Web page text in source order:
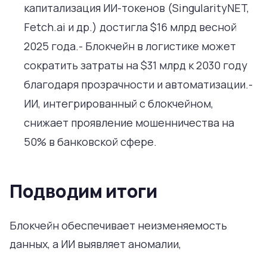
капитализация ИИ-токенов (SingularityNET,
Fetch.ai и др.) достигла $16 млрд весной
2025 года.- Блокчейн в логистике может
сократить затраты на $31 млрд к 2030 году
благодаря прозрачности и автоматизации.-
ИИ, интегрированный с блокчейном,
снижает проявление мошенничества на
50% в банковской сфере.
Подводим итоги
Блокчейн обеспечивает неизменяемость
данных, а ИИ выявляет аномалии,